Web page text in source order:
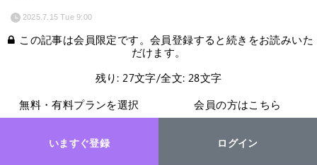
2025.7.15 Tue 9:00
この記事は会員限定です。会員登録すると続きをお読みいた
だけます。
残り: 27文字/全文: 28文字
無料・有料プランを選択
いますぐ登録
会員の方はこちら
ログイン